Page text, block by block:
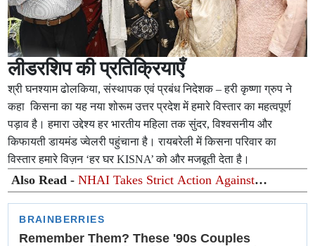
लीडरशिप की प्रतिक्रियाएँ
श्री घनश्याम ढोलकिया, संस्थापक एवं प्रबंध निदेशक – हरी कृष्णा ग्रुप ने
कहा किसना का यह नया शोरूम उत्तर प्रदेश में हमारे विस्तार का महत्वपूर्ण
पड़ाव है। हमारा उद्देश्य हर भारतीय महिला तक सुंदर, विश्वसनीय और
किफायती डायमंड ज्वेलरी पहुंचाना है। रायबरेली में किसना परिवार का
विस्तार हमारे विज़न ‘हर घर KISNA’ को और मजबूती देता है।
Also Read -NHAI Takes Strict Action Against
Concessionaire, Consultant and Officials Over Kanpur–